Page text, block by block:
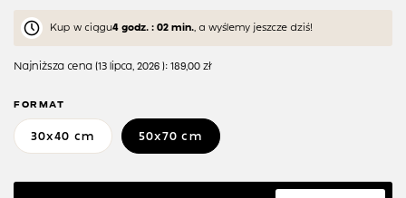
Kup w ciągu4 godz. : 02 min. , a wyślemy jeszcze dziś!
Najniższa cena (13 lipca, 2026 ): 189,00 zł
FORMAT
30x40 cm 50x70 cm